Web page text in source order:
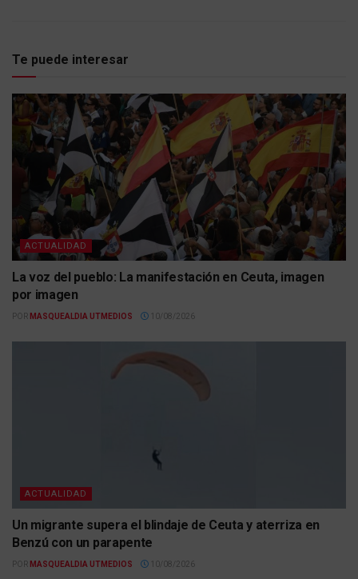
Te puede interesar
ACTUALIDAD
La voz del pueblo: La manifestación en Ceuta, imagen
por imagen
POR MASQUEALDIA UTMEDIOS 10/08/2026
ACTUALIDAD
Un migrante supera el blindaje de Ceuta y aterriza en
Benzú con un parapente
POR MASQUEALDIA UTMEDIOS 10/08/2026